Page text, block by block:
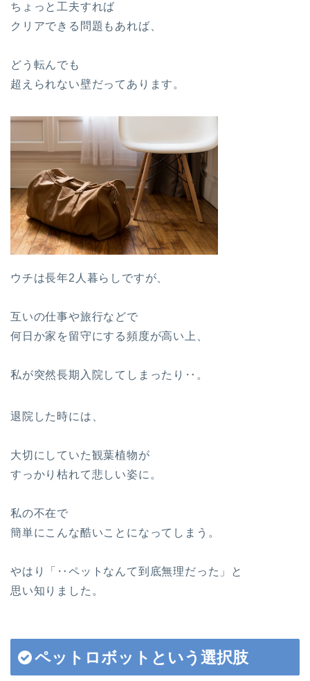
ちょっと工夫すれば
クリアできる問題もあれば、
どう転んでも
超えられない壁だってあります。
ウチは長年2人暮らしですが、
互いの仕事や旅行などで
何日か家を留守にする頻度が高い上、
私が突然長期入院してしまったり‥。
退院した時には、
大切にしていた観葉植物が
すっかり枯れて悲しい姿に。
私の不在で
簡単にこんな酷いことになってしまう。
やはり「‥ペットなんて到底無理だった」と
思い知りました。
ペットロボットという選択肢